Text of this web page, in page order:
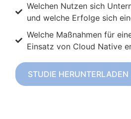
Welchen Nutzen sich
und welche Erfolge sich
Welche Maßnahmen für
Einsatz von Cloud Native
STUDIE HERUNTERLADEN